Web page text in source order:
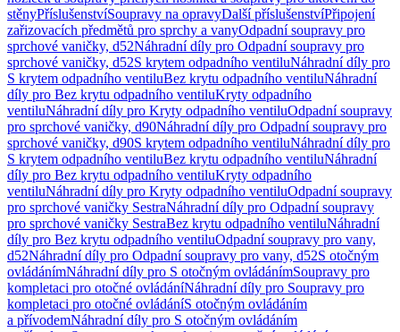
stěnyPříslušenstvíSoupravy na opravyDalší příslušenstvíPřipojení
zařizovacích předmětů pro sprchy a vanyOdpadní soupravy pro
sprchové vaničky, d52Náhradní díly pro Odpadní soupravy pro
sprchové vaničky, d52S krytem odpadního ventiluNáhradní díly pro
S krytem odpadního ventiluBez krytu odpadního ventiluNáhradní
díly pro Bez krytu odpadního ventiluKryty odpadního
ventiluNáhradní díly pro Kryty odpadního ventiluOdpadní soupravy
pro sprchové vaničky, d90Náhradní díly pro Odpadní soupravy pro
sprchové vaničky, d90S krytem odpadního ventiluNáhradní díly pro
S krytem odpadního ventiluBez krytu odpadního ventiluNáhradní
díly pro Bez krytu odpadního ventiluKryty odpadního
ventiluNáhradní díly pro Kryty odpadního ventiluOdpadní soupravy
pro sprchové vaničky SestraNáhradní díly pro Odpadní soupravy
pro sprchové vaničky SestraBez krytu odpadního ventiluNáhradní
díly pro Bez krytu odpadního ventiluOdpadní soupravy pro vany,
d52Náhradní díly pro Odpadní soupravy pro vany, d52S otočným
ovládánímNáhradní díly pro S otočným ovládánímSoupravy pro
kompletaci pro otočné ovládáníNáhradní díly pro Soupravy pro
kompletaci pro otočné ovládáníS otočným ovládáním
a přívodemNáhradní díly pro S otočným ovládáním